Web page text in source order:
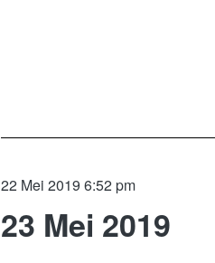
22 Mei 2019 6:52 pm
23 Mei 2019